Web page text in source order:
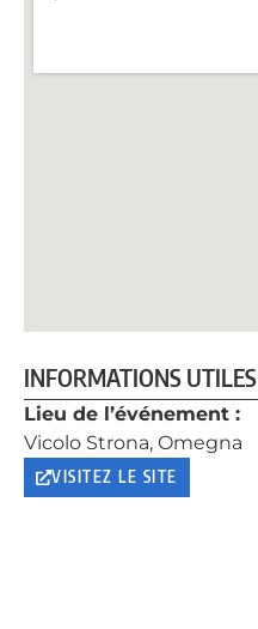
INFORMATIONS UTILES
Lieu de l’événement :
Vicolo Strona, Omegna
VISITEZ LE SITE